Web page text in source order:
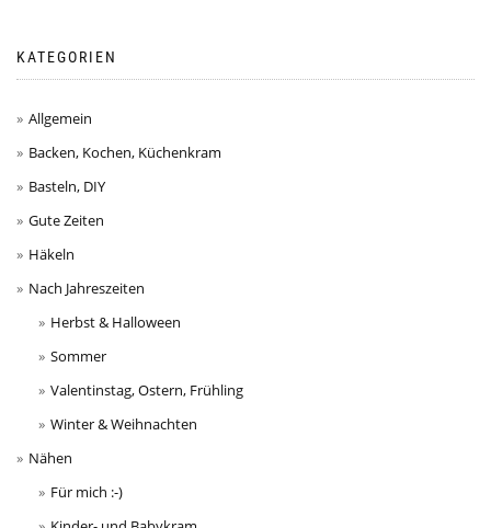
KATEGORIEN
Allgemein
Backen, Kochen, Küchenkram
Basteln, DIY
Gute Zeiten
Häkeln
Nach Jahreszeiten
Herbst & Halloween
Sommer
Valentinstag, Ostern, Frühling
Winter & Weihnachten
Nähen
Für mich :-)